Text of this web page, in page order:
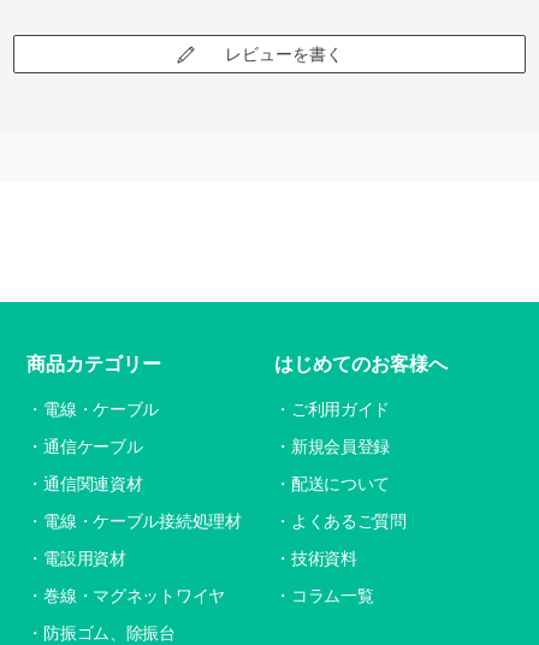
レビューを書く
商品カテゴリー
電線・ケーブル
通信ケーブル
通信関連資材
電線・ケーブル接続処理材
電設用資材
巻線・マグネットワイヤ
防振ゴム、除振台
はじめてのお客様へ
ご利用ガイド
新規会員登録
配送について
よくあるご質問
技術資料
コラム一覧